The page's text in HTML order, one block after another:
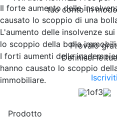
Il forte aumento delle
causato lo scoppio di una
L'aumento delle insolvenze
lo scoppio della bolla
I forti aumenti delle
hanno causato lo scoppio
immobiliare.
1of3
tuo conto in
Provalo
Definisci le
Prodotto